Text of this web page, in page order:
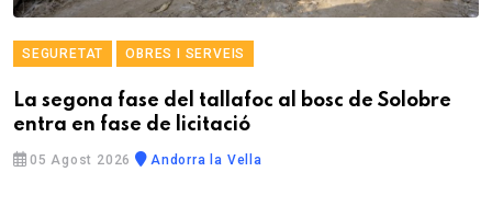
SEGURETAT OBRES I SERVEIS
La segona fase del tallafoc al bosc de Solobre
entra en fase de licitació
05 Agost 2026 Andorra la Vella